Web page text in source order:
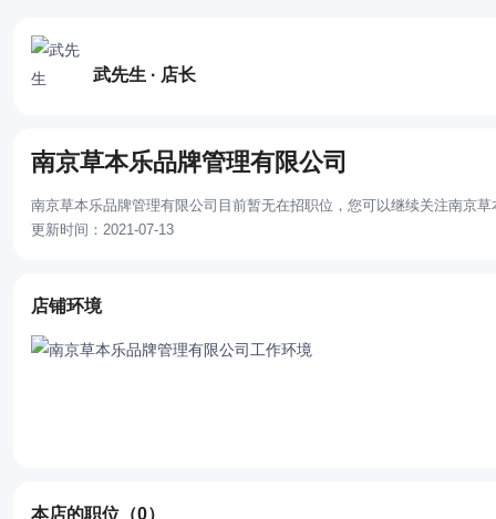
武先生 · 店长
南京草本乐品牌管理有限公司
南京草本乐品牌管理有限公司目前暂无在招职位，您可以继续关注南京
更新时间：2021-07-13
店铺环境
本店的职位 （0）